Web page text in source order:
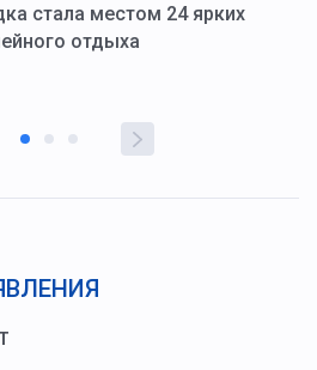
стала местом 24 ярких
отдыха